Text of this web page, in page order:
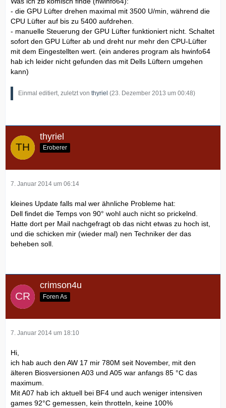
- die GPU Lüfter drehen maximal mit 3500 U/min, während die
CPU Lüfter auf bis zu 5400 aufdrehen.
- manuelle Steuerung der GPU Lüfter funktioniert nicht. Schaltet
sofort den GPU Lüfter ab und dreht nur mehr den CPU-Lüfter
mit dem Eingestellten wert. (ein anderes program als hwinfo64
hab ich leider nicht gefunden das mit Dells Lüftern umgehen
kann)
Einmal editiert, zuletzt von thyriel (23. Dezember 2013 um 00:48)
thyriel
Eroberer
7. Januar 2014 um 06:14
kleines Update falls mal wer ähnliche Probleme hat:
Dell findet die Temps von 90° wohl auch nicht so prickelnd.
Hatte dort per Mail nachgefragt ob das nicht etwas zu hoch ist,
und die schicken mir (wieder mal) nen Techniker der das
beheben soll.
crimson4u
Foren As
7. Januar 2014 um 18:10
Hi,
ich hab auch den AW 17 mir 780M seit November, mit den
älteren Biosversionen A03 und A05 war anfangs 85 °C das
maximum.
Mit A07 hab ich aktuell bei BF4 und auch weniger intensiven
games 92°C gemessen, kein throtteln, keine 100%